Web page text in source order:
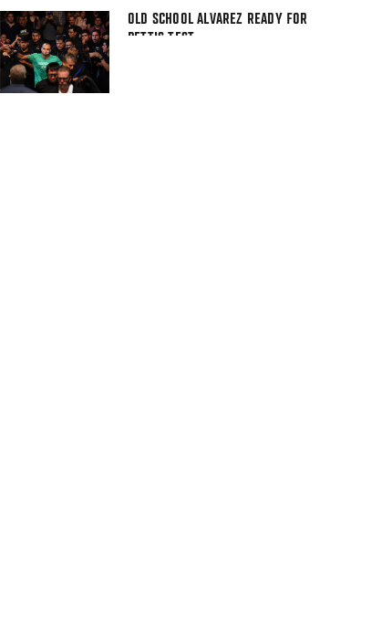
OLD SCHOOL ALVAREZ READY FOR
PETTIS TEST